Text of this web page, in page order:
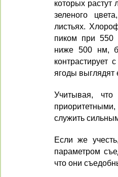
которых
зеленого
листьях.
пиком при 550
ниже 500 нм,
контрастирует
ягоды выглядят
Учитывая,
служить
Если же
параметром
что они